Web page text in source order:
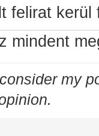
felirat kerül
mindent
my